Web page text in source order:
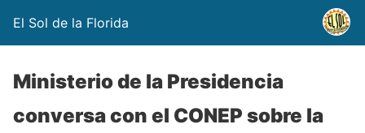
El Sol de la Florida
Ministerio de la Presidencia
conversa con el CONEP sobre la